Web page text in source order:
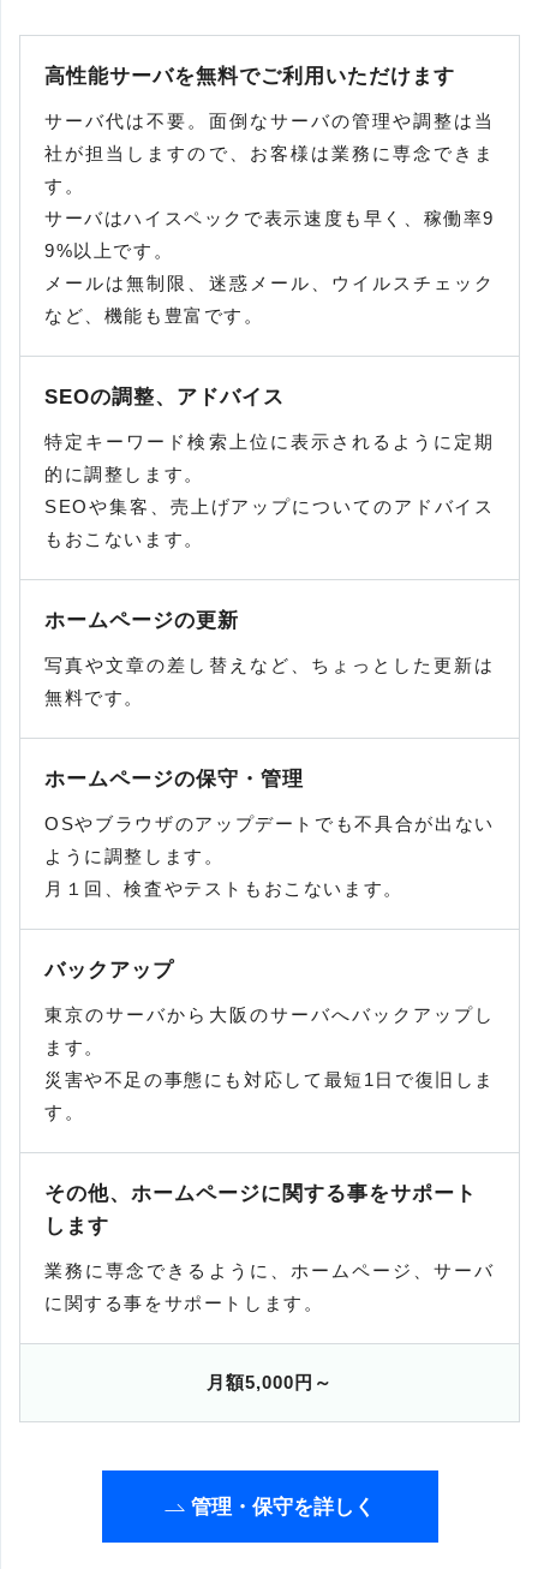
高性能サーバを無料でご利用いただけます
サーバ代は不要。面倒なサーバの管理や調整は当
社が担当しますので、お客様は業務に専念できま
す。
サーバはハイスペックで表示速度も早く、稼働率9
9%以上です。
メールは無制限、迷惑メール、ウイルスチェック
など、機能も豊富です。
SEOの調整、アドバイス
特定キーワード検索上位に表示されるように定期
的に調整します。
SEOや集客、売上げアップについてのアドバイス
もおこないます。
ホームページの更新
写真や文章の差し替えなど、ちょっとした更新は
無料です。
ホームページの保守・管理
OSやブラウザのアップデートでも不具合が出ない
ように調整します。
月１回、検査やテストもおこないます。
バックアップ
東京のサーバから大阪のサーバへバックアップし
ます。
災害や不足の事態にも対応して最短1日で復旧しま
す。
その他、ホームページに関する事をサポート
します
業務に専念できるように、ホームページ、サーバ
に関する事をサポートします。
月額5,000円～
管理・保守を詳しく